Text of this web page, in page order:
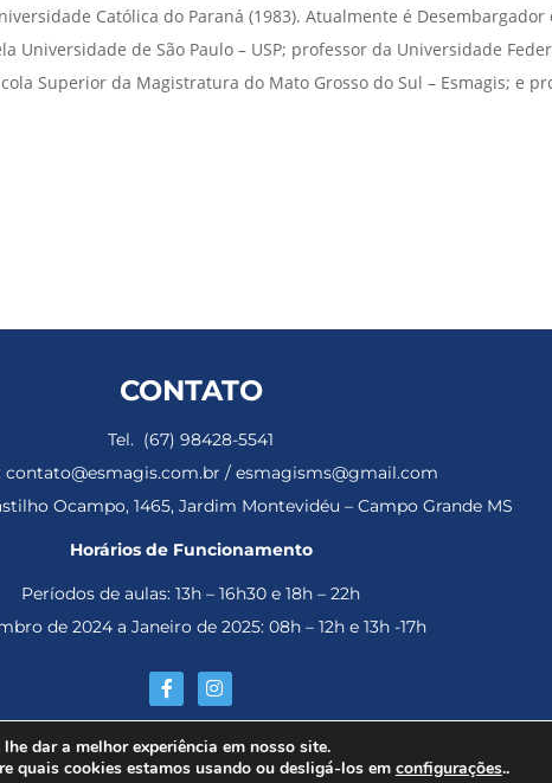
Católica do Paraná (1983). Atualmente é
de São Paulo – USP; professor da Universidade
Superior da Magistratura do Mato Grosso do Sul – Esmagis; e
CONTATO
Tel. (67) 98428-5541
contato@esmagis.com.br / esmagisms@gmail.com
Ocampo, 1465, Jardim Montevidéu – Campo Grande MS
Horários de Funcionamento
Períodos de aulas: 13h – 16h30 e 18h – 22h
de 2024 a Janeiro de 2025: 08h – 12h e 13h -17h
Magistratura de Mato Grosso do Sul – Todos os direitos
dar a melhor experiência em nosso site.
quais cookies estamos usando ou desligá-los em configurações..